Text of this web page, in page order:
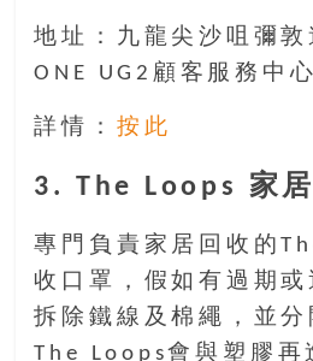
地址：九龍尖沙咀彌
ONE UG2顧客服務中心
詳情： 按此
3. The Loops 家
專門負責家居回收的
收口罩，假如有過期
拆除鐵線及棉繩，並分
The Loops會與塑膠再